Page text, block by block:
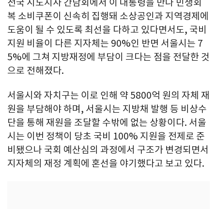
전국 시도지사 간담회에서 이 대통령을 만나 민생회
복 소비쿠폰이 신속히 집행돼 소상공인과 지역경제에
도움이 될 수 있도록 최선을 다하고 있다면서도, 국비
지원 비율이 다른 지자체는 90%인 반면 서울시는 7
5%에 그쳐 지방재정에 부담이 크다는 점을 전달한 것
으로 전해졌다.
서울시와 자치구는 이로 인해 약 5800억 원의 자체 재
원을 부담해야 하며, 서울시는 지방채 발행 등 비상수
단을 통해 재원을 조달할 수밖에 없는 상황이다. 서울
시는 이번 정책이 당초 국비 100% 지원을 전제로 준
비됐으나 국회 예산심의 과정에서 구조가 변경되면서
지자체의 재정 계획에 혼선을 야기했다고 보고 있다.